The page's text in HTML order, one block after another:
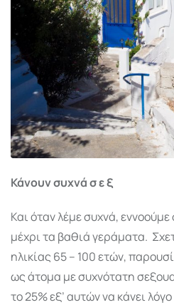
Κάνουν συχνά σ ε ξ
Και όταν λέμε συχνά,
μέχρι τα βαθιά γεράματα.
ηλικίας 65 – 100 ετών,
ως άτομα με συχνότατη
το 25% εξ’ αυτών να κάνει